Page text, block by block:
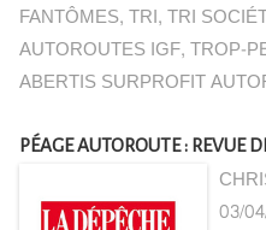
FANTÔMES,TRI,TRI
AUTOROUTES IGF,TROP-
ABERTIS SURPROFIT
PÉAGE AUTOROUTE : REVUE
03/